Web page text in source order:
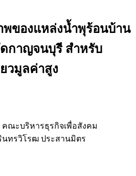
ของแหล่งน้ำพุร้อนบ้าน
กาญจนบุรี สำหรับ
วมูลค่าสูง
คณะบริหารธุรกิจเพื่อสังคม
ทรวิโรฒ ประสานมิตร